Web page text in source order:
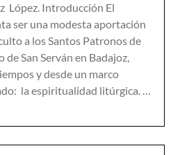
López. Introducción El
ser una modesta aportación
a los Santos Patronos de
San Serván en Badajoz,
y desde un marco
la espiritualidad litúrgica. …